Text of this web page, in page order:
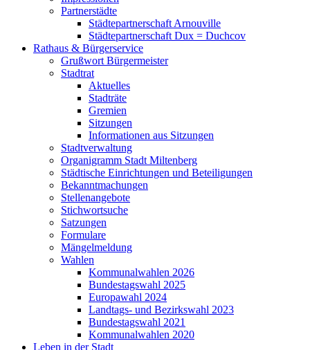
Partnerstädte
Städtepartnerschaft Arnouville
Städtepartnerschaft Dux = Duchcov
Rathaus & Bürgerservice
Grußwort Bürgermeister
Stadtrat
Aktuelles
Stadträte
Gremien
Sitzungen
Informationen aus Sitzungen
Stadtverwaltung
Organigramm Stadt Miltenberg
Städtische Einrichtungen und Beteiligungen
Bekanntmachungen
Stellenangebote
Stichwortsuche
Satzungen
Formulare
Mängelmeldung
Wahlen
Kommunalwahlen 2026
Bundestagswahl 2025
Europawahl 2024
Landtags- und Bezirkswahl 2023
Bundestagswahl 2021
Kommunalwahlen 2020
Leben in der Stadt